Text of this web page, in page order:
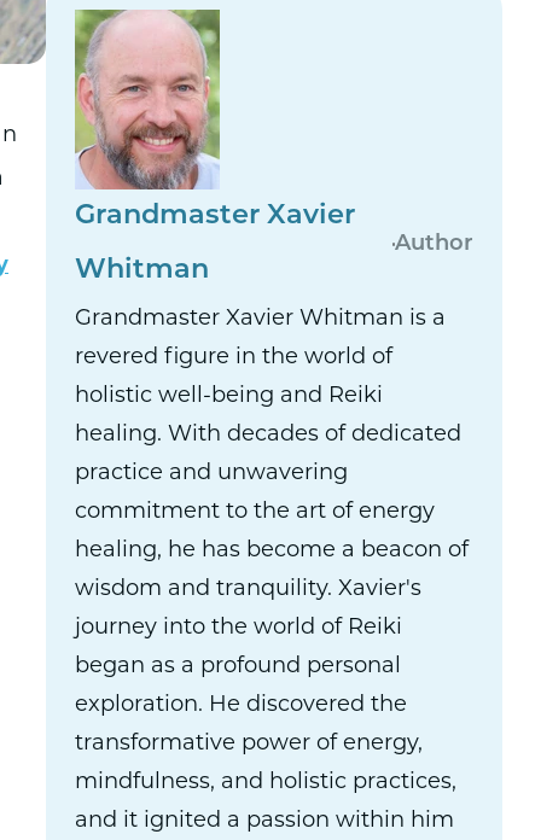
Grandmaster Xavier
Whitman
Author
Grandmaster Xavier Whitman is a
revered figure in the world of
holistic well-being and Reiki
healing. With decades of dedicated
practice and unwavering
commitment to the art of energy
healing, he has become a beacon of
wisdom and tranquility. Xavier's
journey into the world of Reiki
began as a profound personal
exploration. He discovered the
transformative power of energy,
mindfulness, and holistic practices,
and it ignited a passion within him